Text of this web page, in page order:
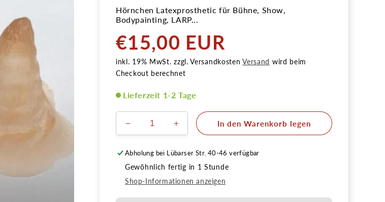
Hörnchen Latexprosthetic für Bühne, Show,
Bodypainting, LARP...
Normaler
Preis
€15,00 EUR
inkl. 19% MwSt. zzgl. VersandkostenVersand wird beim
Checkout berechnet
Lieferzeit 1-2 Tage
Verringere
die
Menge
Hörnchen
Latex
Erhöhe
die
Menge
Hörnchen
Latex
In den Warenkorb legen
Abholung bei Lübarser Str. 40-46 verfügbar
Gewöhnlich fertig in 1 Stunde
Shop-Informationen anzeigen